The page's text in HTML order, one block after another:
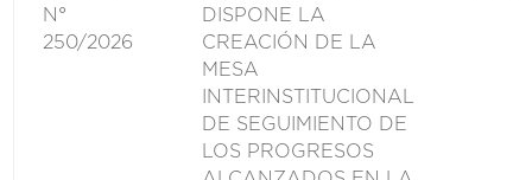
N°
250/2026
DISPONE LA
CREACIÓN DE LA
MESA
INTERINSTITUCIONAL
DE SEGUIMIENTO DE
LOS PROGRESOS